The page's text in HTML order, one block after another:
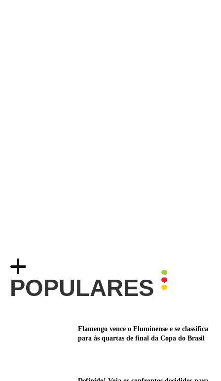
POPULARES
Flamengo vence o Fluminense e se classifica
para às quartas de final da Copa do Brasil